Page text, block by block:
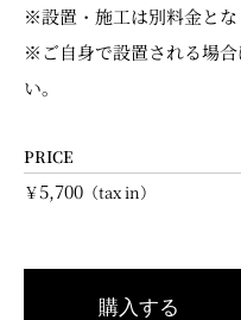
※設置・施工は別料金とな
※ご自身で設置される場
い。
PRICE
￥5,700 （tax in）
購入する